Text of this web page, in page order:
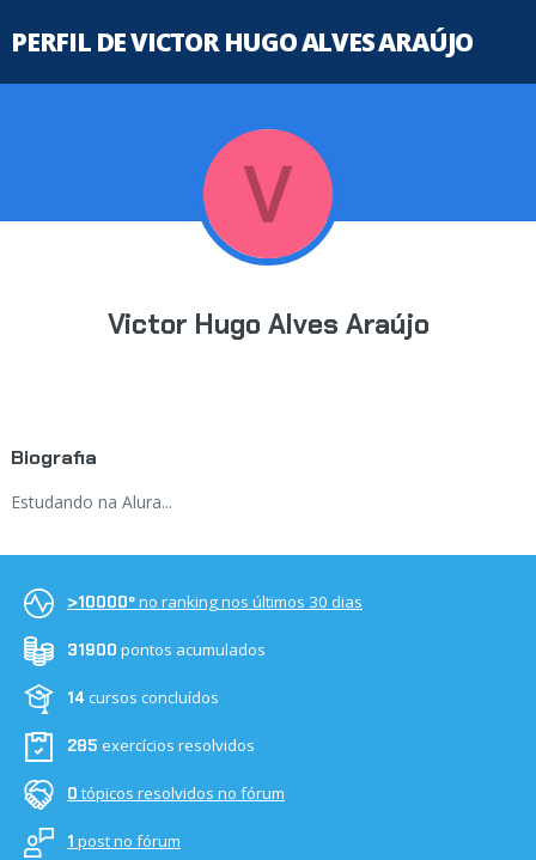
PERFIL DE VICTOR HUGO ALVES ARAÚJO
Victor Hugo Alves Araújo
Biografia
Estudando na Alura...
>10000ºno ranking nos últimos 30 dias
31900 pontos acumulados
14cursos concluídos
285 exercícios resolvidos
0 tópicos resolvidos no fórum
1 post no fórum